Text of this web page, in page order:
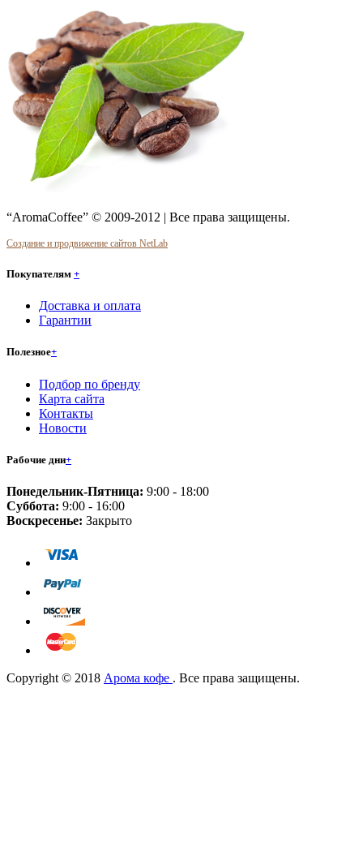
“AromaCoffee” © 2009-2012 | Все права защищены.
Создание и продвижение сайтов NetLab
Покупателям +
Доставка и оплата
Гарантии
Полезное+
Подбор по бренду
Карта сайта
Контакты
Новости
Рабочие дни+
Понедельник-Пятница: 9:00 - 18:00
Суббота: 9:00 - 16:00
Воскресенье: Закрыто
Copyright © 2018 Арома кофе . Все права защищены.